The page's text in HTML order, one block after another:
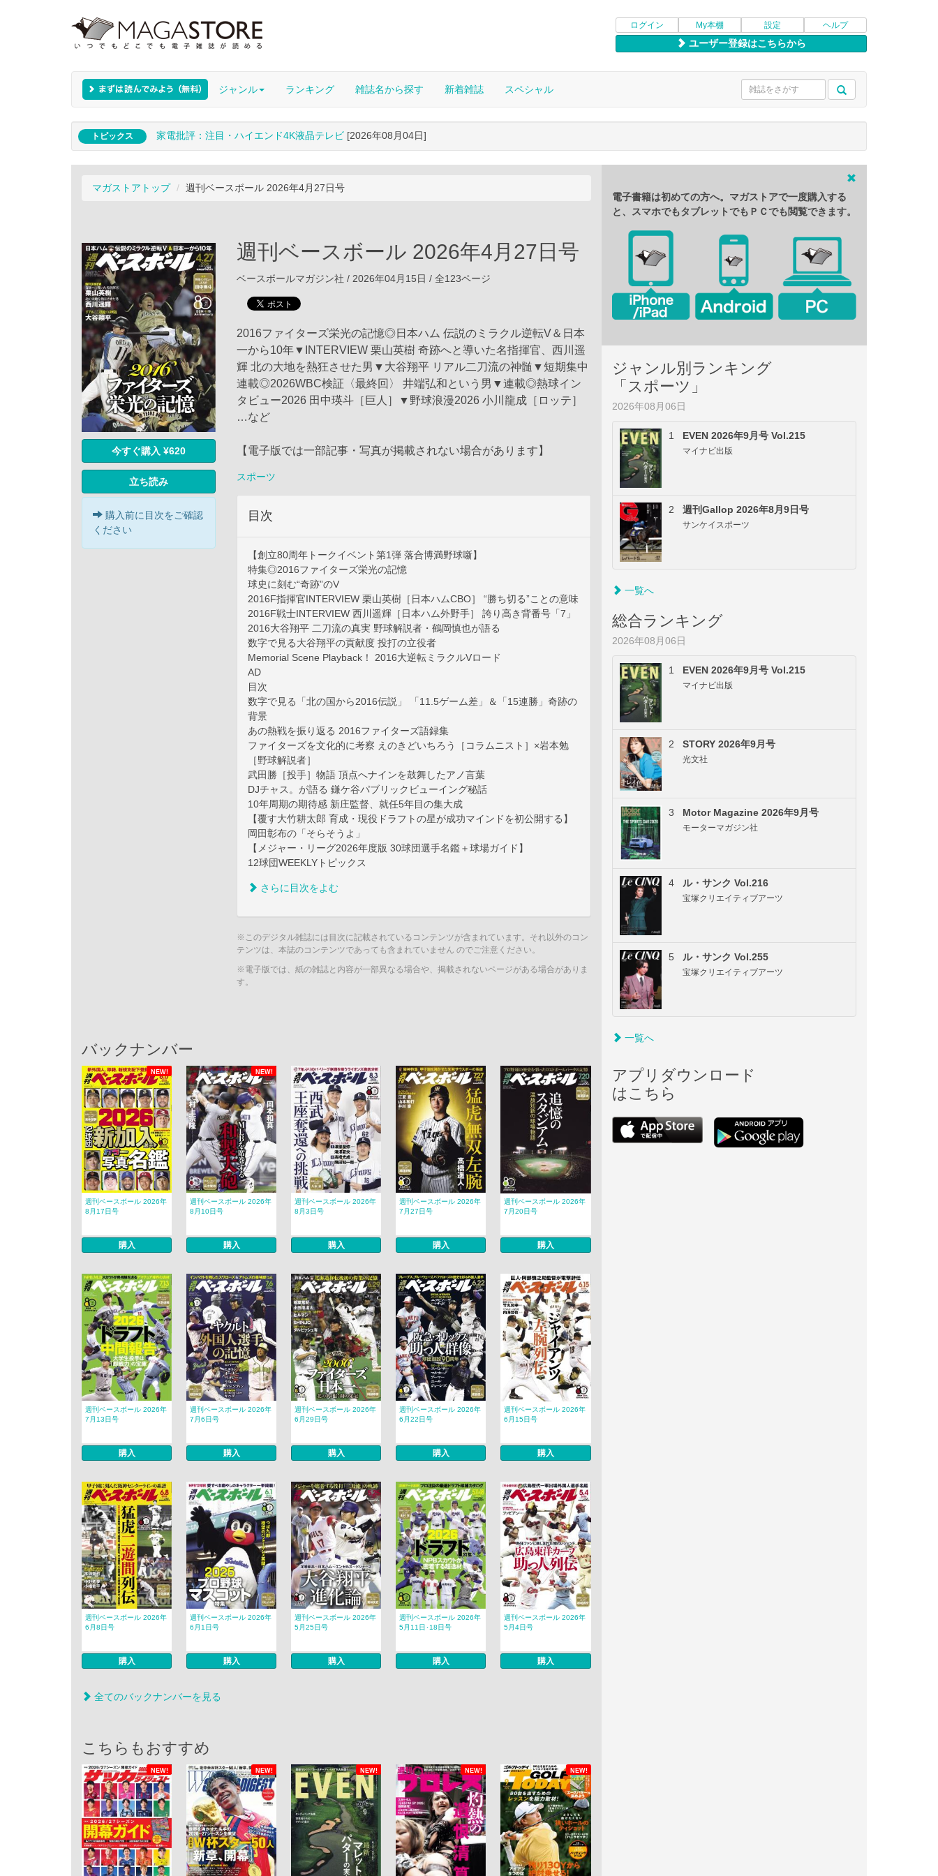
ログイン My本棚 設定 ヘルプ
ユーザー登録はこちらから
ジャンル ランキング 雑誌名から探す 新着雑誌 スペシャル
トピックス 家電批評：注目・ハイエンド4K液晶テレビ [2026年08月04日]
マガストアトップ 週刊ベースボール 2026年4月27日号
今すぐ購入 ¥620
立ち読み
購入前に目次をご確認
ください
週刊ベースボール 2026年4月27日号
ベースボールマガジン社 / 2026年04月15日 / 全123ページ
2016ファイターズ栄光の記憶◎日本ハム 伝説のミラクル逆転V＆日本
一から10年▼INTERVIEW 栗山英樹 奇跡へと導いた名指揮官、西川遥
輝 北の大地を熱狂させた男▼大谷翔平 リアル二刀流の神髄▼短期集中
連載◎2026WBC検証〈最終回〉 井端弘和という男▼連載◎熱球イン
タビュー2026 田中瑛斗［巨人］▼野球浪漫2026 小川龍成［ロッテ］
…など
【電子版では一部記事・写真が掲載されない場合があります】
スポーツ
目次
【創立80周年トークイベント第1弾 落合博満野球噺】
特集◎2016ファイターズ栄光の記憶
球史に刻む“奇跡”のV
2016F指揮官INTERVIEW 栗山英樹［日本ハムCBO］ “勝ち切る”ことの意味
2016F戦士INTERVIEW 西川遥輝［日本ハム外野手］ 誇り高き背番号「7」
2016大谷翔平 二刀流の真実 野球解説者・鶴岡慎也が語る
数字で見る大谷翔平の貢献度 投打の立役者
Memorial Scene Playback！ 2016大逆転ミラクルVロード
AD
目次
数字で見る「北の国から2016伝説」 「11.5ゲーム差」＆「15連勝」奇跡の
背景
あの熱戦を振り返る 2016ファイターズ語録集
ファイターズを文化的に考察 えのきどいちろう［コラムニスト］×岩本勉
［野球解説者］
武田勝［投手］物語 頂点へナインを鼓舞したアノ言葉
DJチャス。が語る 鎌ケ谷パブリックビューイング秘話
10年周期の期待感 新庄監督、就任5年目の集大成
【覆す大竹耕太郎 育成・現役ドラフトの星が成功マインドを初公開する】
岡田彰布の「そらそうよ」
【メジャー・リーグ2026年度版 30球団選手名鑑＋球場ガイド】
12球団WEEKLYトピックス
さらに目次をよむ
※このデジタル雑誌には目次に記載されているコンテンツが含まれています。それ以外のコン
テンツは、本誌のコンテンツであっても含まれていません のでご注意ください。
※電子版では、紙の雑誌と内容が一部異なる場合や、掲載されないページがある場合がありま
す。
バックナンバー
NEW! NEW!
週刊ベースボール 2026年
8月17日号
購入
週刊ベースボール 2026年
8月10日号
購入
週刊ベースボール 2026年
8月3日号
購入
週刊ベースボール 2026年
7月27日号
購入
週刊ベースボール 2026年
7月20日号
購入
週刊ベースボール 2026年
7月13日号
購入
週刊ベースボール 2026年
7月6日号
購入
週刊ベースボール 2026年
6月29日号
購入
週刊ベースボール 2026年
6月22日号
購入
週刊ベースボール 2026年
6月15日号
購入
週刊ベースボール 2026年
6月8日号
購入
週刊ベースボール 2026年
6月1日号
購入
週刊ベースボール 2026年
5月25日号
購入
週刊ベースボール 2026年
5月11日･18日号
購入
週刊ベースボール 2026年
5月4日号
購入
全てのバックナンバーを見る
こちらもおすすめ
NEW! NEW! NEW! NEW! NEW!
電子書籍は初めての方へ。マガストアで一度購入する
と、スマホでもタブレットでもＰＣでも閲覧できます。
ジャンル別ランキング
「スポーツ」
2026年08月06日
1 EVEN 2026年9月号 Vol.215
マイナビ出版
2 週刊Gallop 2026年8月9日号
サンケイスポーツ
一覧へ
総合ランキング
2026年08月06日
1 EVEN 2026年9月号 Vol.215
マイナビ出版
2 STORY 2026年9月号
光文社
3 Motor Magazine 2026年9月号
モーターマガジン社
4 ル・サンク Vol.216
宝塚クリエイティブアーツ
5 ル・サンク Vol.255
宝塚クリエイティブアーツ
一覧へ
アプリダウンロード
はこちら